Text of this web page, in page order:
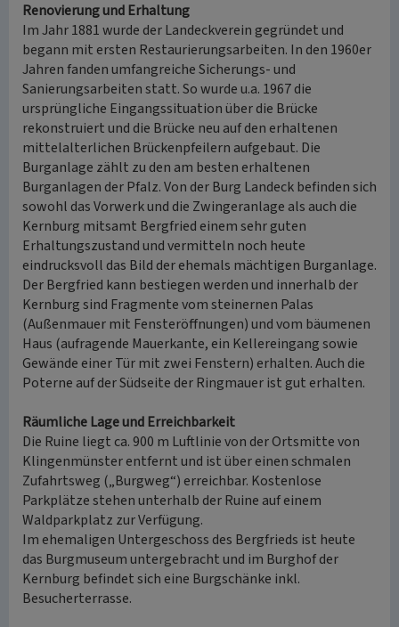
Renovierung und Erhaltung
Im Jahr 1881 wurde der Landeckverein gegründet und
begann mit ersten Restaurierungsarbeiten. In den 1960er
Jahren fanden umfangreiche Sicherungs- und
Sanierungsarbeiten statt. So wurde u.a. 1967 die
ursprüngliche Eingangssituation über die Brücke
rekonstruiert und die Brücke neu auf den erhaltenen
mittelalterlichen Brückenpfeilern aufgebaut. Die
Burganlage zählt zu den am besten erhaltenen
Burganlagen der Pfalz. Von der Burg Landeck befinden sich
sowohl das Vorwerk und die Zwingeranlage als auch die
Kernburg mitsamt Bergfried einem sehr guten
Erhaltungszustand und vermitteln noch heute
eindrucksvoll das Bild der ehemals mächtigen Burganlage.
Der Bergfried kann bestiegen werden und innerhalb der
Kernburg sind Fragmente vom steinernen Palas
(Außenmauer mit Fensteröffnungen) und vom bäumenen
Haus (aufragende Mauerkante, ein Kellereingang sowie
Gewände einer Tür mit zwei Fenstern) erhalten. Auch die
Poterne auf der Südseite der Ringmauer ist gut erhalten.
Räumliche Lage und Erreichbarkeit
Die Ruine liegt ca. 900 m Luftlinie von der Ortsmitte von
Klingenmünster entfernt und ist über einen schmalen
Zufahrtsweg („Burgweg“) erreichbar. Kostenlose
Parkplätze stehen unterhalb der Ruine auf einem
Waldparkplatz zur Verfügung.
Im ehemaligen Untergeschoss des Bergfrieds ist heute
das Burgmuseum untergebracht und im Burghof der
Kernburg befindet sich eine Burgschänke inkl.
Besucherterrasse.